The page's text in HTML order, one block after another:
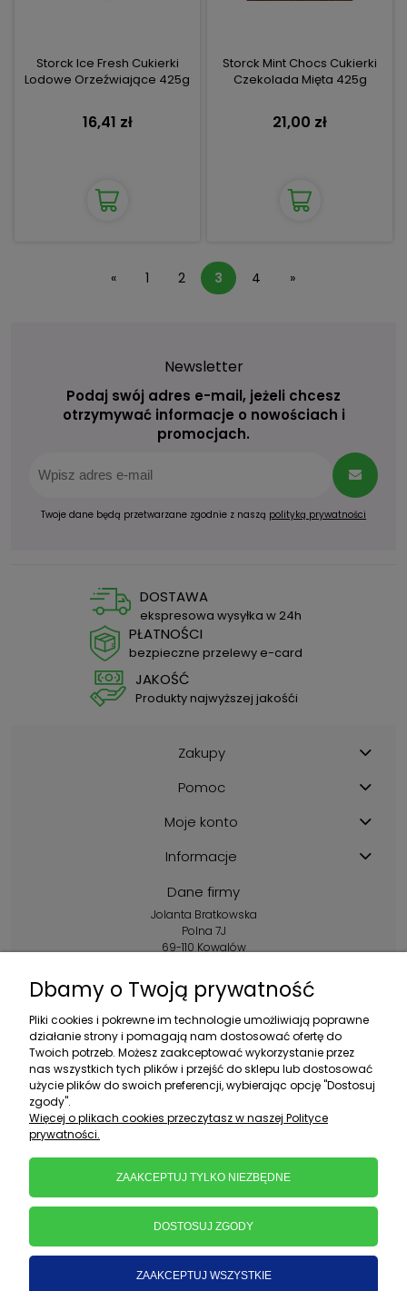
Storck Ice Fresh Cukierki
Lodowe Orzeźwiające 425g
16,41 zł
Storck Mint Chocs Cukierki
Czekolada Mięta 425g
21,00 zł
« 1 2 3 4 »
Newsletter
Podaj swój adres e-mail, jeżeli chcesz
otrzymywać informacje o nowościach i
promocjach.
Twoje dane będą przetwarzane zgodnie z naszą polityką prywatności
DOSTAWA
ekspresowa wysyłka w 24h
PŁATNOŚCI
bezpieczne przelewy e-card
JAKOŚĆ
Produkty najwyższej jakośći
Zakupy
Pomoc
Moje konto
Informacje
Dane firmy
Jolanta Bratkowska
Polna 7J
69-110 Kowalów
+48 602 356 983
pon.-pt.: 10:00-16:00
sklep@ebratek.pl
Dbamy o Twoją prywatność
Pliki cookies i pokrewne im technologie umożliwiają poprawne
działanie strony i pomagają nam dostosować ofertę do
Twoich potrzeb. Możesz zaakceptować wykorzystanie przez
nas wszystkich tych plików i przejść do sklepu lub dostosować
użycie plików do swoich preferencji, wybierając opcję "Dostosuj
zgody".
Więcej o plikach cookies przeczytasz w naszej Polityce
prywatności.
ZAAKCEPTUJ TYLKO NIEZBĘDNE
DOSTOSUJ ZGODY
ZAAKCEPTUJ WSZYSTKIE